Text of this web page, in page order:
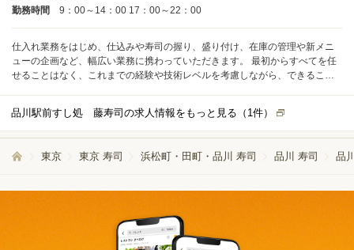
勤務時間
9：00～14：00 17：00～22：00
仕入れ業務をはじめ、仕込みや寿司の握り、盛り付け、在庫の管理や新メニ
ューの企画など、幅広い業務に携わっていただきます。 最初からすべてを任
せることはなく、これまでの経験や技術レベルを考慮しながら、できること
能です。 寿司だけでなく、季節感を大切にした本格和食の一品料理も多くの
お客様から高い評価をいただいているお店です。料理に合わせた日本酒や各
ます。これまで培ってきた経験を活かし、存分に腕を振るっていただけま
品川駅前すし処 藤寿司の求人情報をもっと見る（ 1件）
東京 東京 寿司 浜松町・田町・品川 寿司 品川 寿司 品